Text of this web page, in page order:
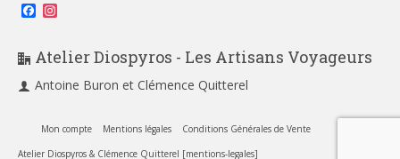
Facebook
Atelier Diospyros - Les Artisans Voyageurs
Antoine Buron et Clémence Quitterel
Mon compte Mentions légales
Conditions Générales de Vente
Atelier Diospyros & Clémence Quitterel [mentions-legales]